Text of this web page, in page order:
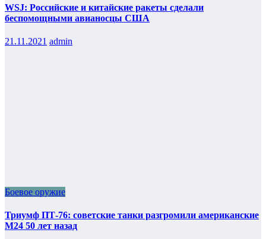
WSJ: Российские и китайские ракеты сделали
беспомощными авианосцы США
21.11.2021 admin
Боевое оружие
Триумф ПТ-76: советские танки разгромили американские
М24 50 лет назад